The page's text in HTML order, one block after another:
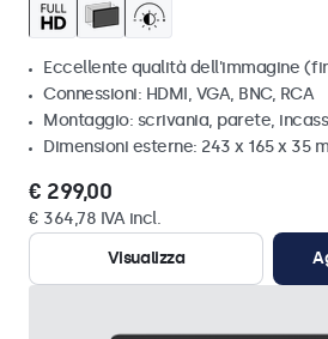
Eccellente qualità dell'immagine
Connessioni: HDMI, VGA, BNC, RCA
Montaggio: scrivania, parete,
Dimensioni esterne: 243 x 165 x 35
€ 299,00
€ 364,78 IVA incl.
Visualizza